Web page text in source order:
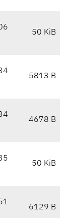
50 KiB
5813 B
4678 B
50 KiB
6129 B